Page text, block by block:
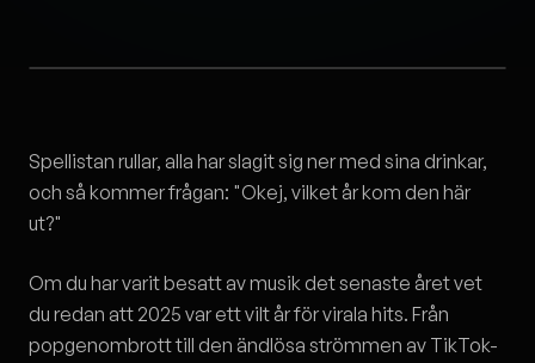
Spellistan rullar, alla har slagit sig ner med sina drinkar,
och så kommer frågan: "Okej, vilket år kom den här
ut?"
Om du har varit besatt av musik det senaste året vet
du redan att 2025 var ett vilt år för virala hits. Från
popgenombrott till den ändlösa strömmen av TikTok-